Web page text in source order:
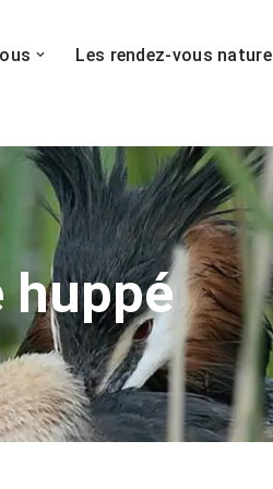
Les rendez-vous nature
huppé